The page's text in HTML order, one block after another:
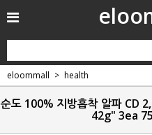
eloommall health
순도 100% 지방흡착 알파 CD
42g" 3ea